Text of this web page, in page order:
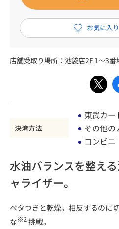
店舗受取り場所： 池袋店2F 1～3番
決済方法
東武カー
その他の
コンビニ
水油バランスを整え
ャライザー。
ベタつきと乾燥。相反するのに
な※2挑戦。